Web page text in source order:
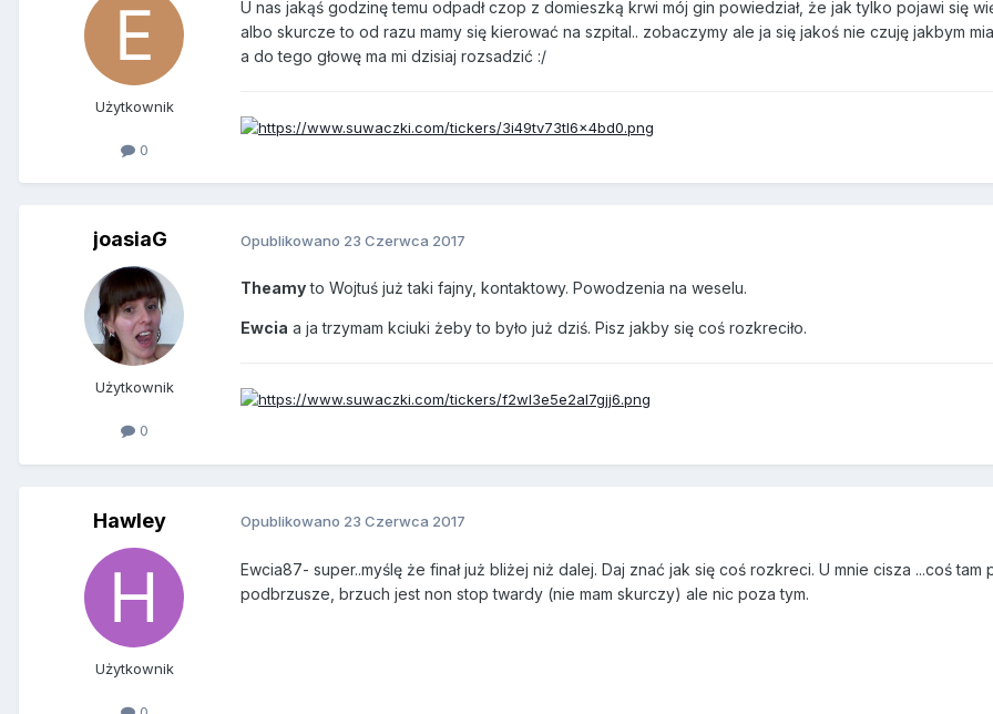
Użytkownik
0
U nas jakąś godzinę temu odpadł czop z domieszką krwi mój gin powiedział, że jak tylko pojawi się
albo skurcze to od razu mamy się kierować na szpital.. zobaczymy ale ja się jakoś nie czuję jakbym
a do tego głowę ma mi dzisiaj rozsadzić :/
joasiaG
Użytkownik
0
Opublikowano 23 Czerwca 2017
Theamyto Wojtuś już taki fajny, kontaktowy. Powodzenia na weselu.
Ewcia a ja trzymam kciuki żeby to było już dziś. Pisz jakby się coś rozkreciło.
Hawley
Użytkownik
Opublikowano 23 Czerwca 2017
Ewcia87- super..myślę że finał już bliżej niż dalej. Daj znać jak się coś rozkreci. U mnie cisza ...coś tam
podbrzusze, brzuch jest non stop twardy (nie mam skurczy) ale nic poza tym.